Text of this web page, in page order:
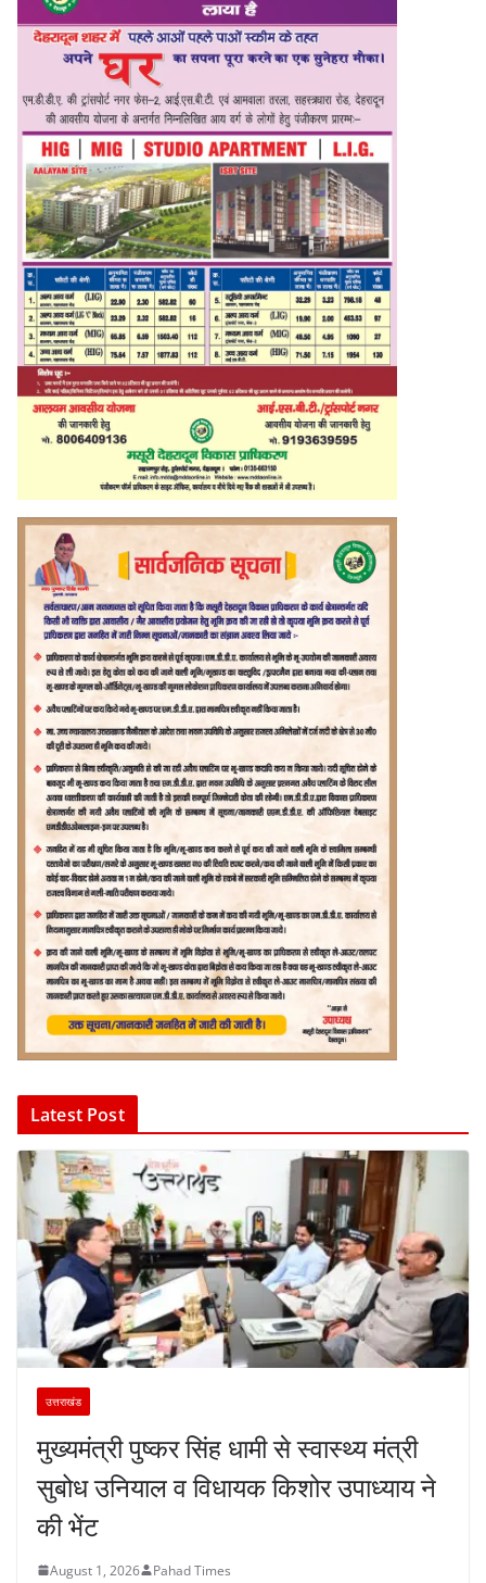
Latest Post
उत्तराखंड
मुख्यमंत्री पुष्कर सिंह धामी से स्वास्थ्य मंत्री
सुबोध उनियाल व विधायक किशोर उपाध्याय ने
की भेंट
August 1, 2026 Pahad Times